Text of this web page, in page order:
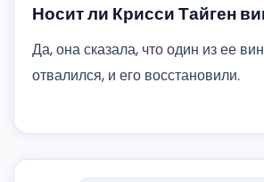
Носит ли Крисси Тайген
Да, она сказала, что один из ее
отвалился, и его восстановили.